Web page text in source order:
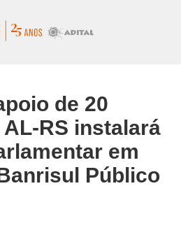
de 20
RS instalará
em
Público